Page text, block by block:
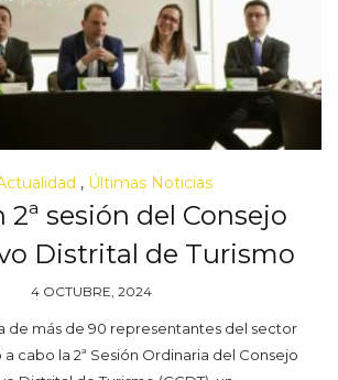
, Últimas Noticias
2ª sesión del Consejo
Distrital de Turismo
4 OCTUBRE, 2024
de más de 90 representantes del sector
cabo la 2ª Sesión Ordinaria del Consejo